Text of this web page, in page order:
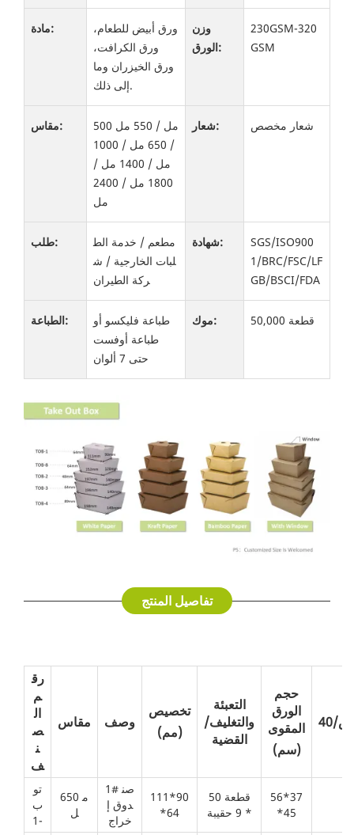
مادة:
ورق أبيض للطعام،
ورق الكرافت،
ورق الخيزران وما
إلى ذلك.
وزن
الورق:
230GSM-320
GSM
مقاس:
500 مل / 550 مل
/ 650 مل / 1000
مل / 1400 مل /
1800 مل / 2400
مل
شعار: شعار مخصص
طلب:
مطعم / خدمة الط
لبات الخارجية / ش
ركة الطيران
شهادة:
SGS/ISO900
1/BRC/FSC/LF
GB/BSCI/FDA
الطباعة:
طباعة فليكسو أو
طباعة أوفست
حتى 7 ألوان
موك: 50,000 قطعة
تفاصيل المنتج
رق
م
ال
ص
ن
ف
مقاس وصف
تخصيص
(مم)
التعبئة
والتغليف/
القضية
حجم
الورق
المقوى
(سم)
تو
ب
-1
650 م
ل
1# صن
دوق إ
خراج
111*90
*64
50 قطعة
* 9 حقيبة
56*37
*45